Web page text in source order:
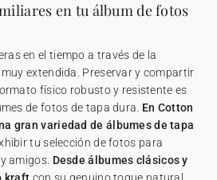
en tu álbum de fotos
en el tiempo a través de la
extendida. Preservar y compartir
físico robusto y resistente es
de fotos de tapa dura. En Cotton
gran variedad de álbumes de tapa
tu selección de fotos para
amigos. Desde álbumes clásicos y